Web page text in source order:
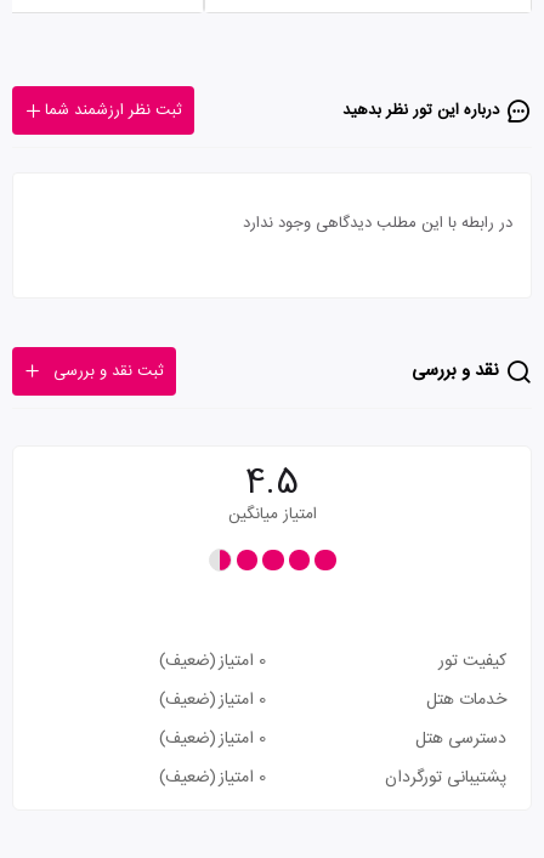
درباره این تور‌ نظر بدهید ثبت نظر ارزشمند شما
در رابطه با این مطلب دیدگاهی وجود ندارد
نقد و بررسی ثبت نقد و بررسی
4.5
امتیاز میانگین
کیفیت تور 0 امتیاز
(ضعیف)
خدمات هتل
0 امتیاز
(ضعیف)
دسترسی هتل
0 امتیاز
(ضعیف)
پشتیبانی تورگردان
0 امتیاز (ضعیف)